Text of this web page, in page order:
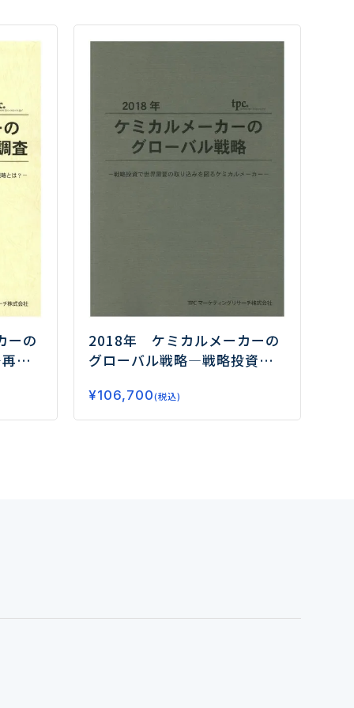
ーの
生
2018年 ケミカルメーカーの
グローバル戦略―戦略投資で
ミカルメーカー―
¥106,700(税込)